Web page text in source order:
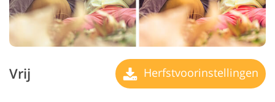
Vrij Herfstvoorinstellingen